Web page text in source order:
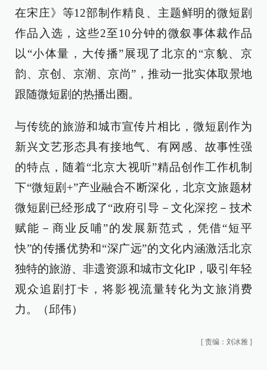
在宋庄》等12部制作精良、主题鲜明的微短剧
作品入选，这些2至10分钟的微叙事体裁作品
以“小体量，大传播”展现了北京的“京貌、京
韵、京创、京潮、京尚”，推动一批实体取景地
跟随微短剧的热播出圈。
与传统的旅游和城市宣传片相比，微短剧作为
新兴文艺形态具有接地气、有网感、故事性强
的特点，随着“北京大视听”精品创作工作机制
下“微短剧+”产业融合不断深化，北京文旅题材
微短剧已经形成了“政府引导－文化深挖－技术
赋能－商业反哺”的发展新范式，凭借“短平
快”的传播优势和“深广远”的文化内涵激活北京
独特的旅游、非遗资源和城市文化IP，吸引年轻
观众追剧打卡，将影视流量转化为文旅消费
力。（邱伟）
[ 责编：刘冰雅 ]